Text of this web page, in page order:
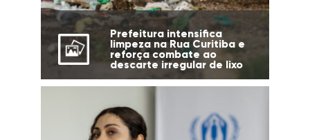
Prefeitura intensifica
limpeza na Rua Curitiba e
reforça combate ao
descarte irregular de lixo